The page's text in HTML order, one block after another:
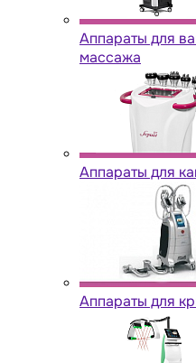
Аппараты для
массажа
Аппараты для
Аппараты для